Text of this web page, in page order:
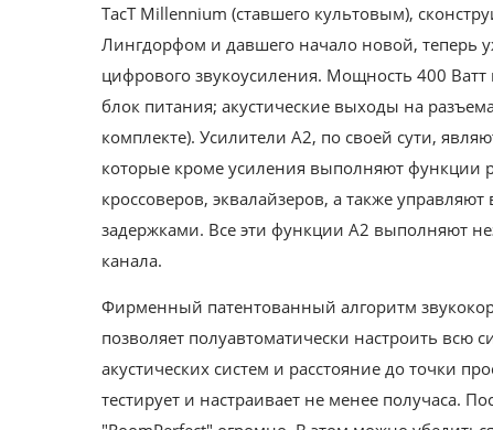
TacT Millennium (ставшего культовым),
Лингдорфом и давшего начало новой, теперь
цифрового звукоусиления. Мощность 400
блок питания; акустические выходы на
комплекте). Усилители A2, по своей сути,
которые кроме усиления выполняют функции
кроссоверов, эквалайзеров, а также
задержками. Все эти функции А2 выполняют
канала.
Фирменный патентованный алгоритм
позволяет полуавтоматически настроить
акустических систем и расстояние до точки
тестирует и настраивает не менее получаса.